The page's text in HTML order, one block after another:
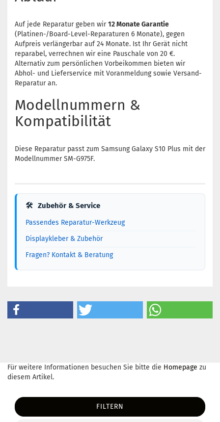
Auf jede Reparatur geben wir12 Monate Garantie
(Platinen-/Board-Level-Reparaturen 6 Monate), gegen
Aufpreis verlängerbar auf 24 Monate. Ist Ihr Gerät nicht
reparabel, verrechnen wir eine Pauschale von 20 €.
Alternativ zum persönlichen Vorbeikommen bieten wir
Abhol- und Lieferservice mit Voranmeldung sowie Versand-
Reparatur an.
Modellnummern &
Kompatibilität
Diese Reparatur passt zum Samsung Galaxy S10 Plus mit der
Modellnummer SM-G975F.
🛠 Zubehör & Service
Passendes Reparatur-Werkzeug
Displaykleber & Zubehör
Fragen? Kontakt & Beratung
Für weitere Informationen besuchen Sie bitte die Homepage zu
diesem Artikel.
FILTERN